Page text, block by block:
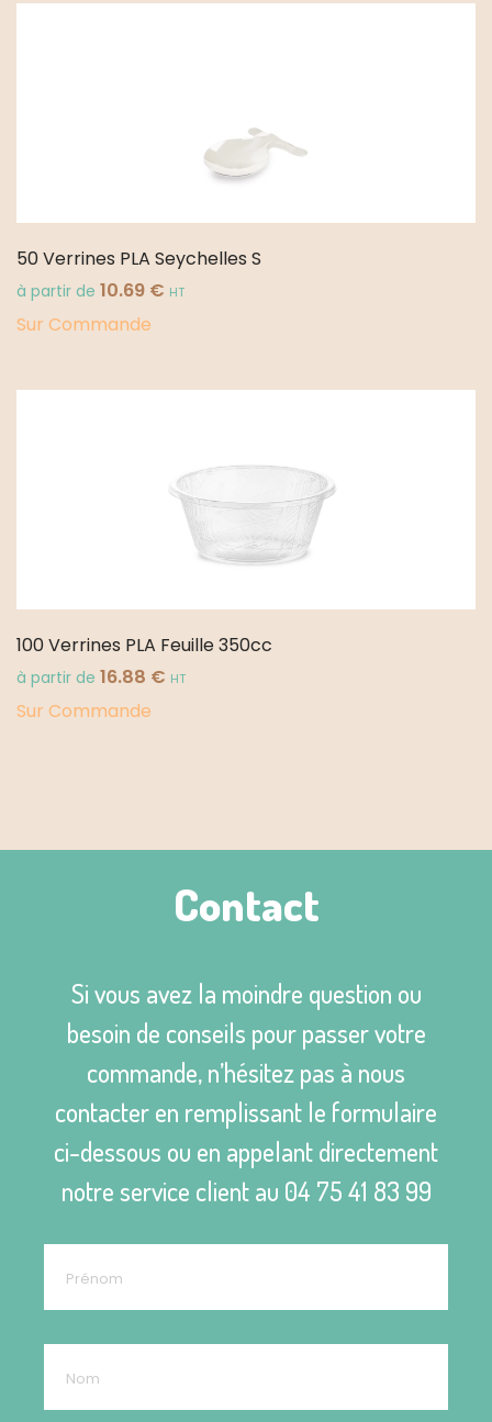
50 Verrines PLA Seychelles S
à partir de 10.69 € HT
Sur Commande
100 Verrines PLA Feuille 350cc
à partir de 16.88 € HT
Sur Commande
Contact
Si vous avez la moindre question ou
besoin de conseils pour passer votre
commande, n’hésitez pas à nous
contacter en remplissant le formulaire
ci-dessous ou en appelant directement
notre service client au 04 75 41 83 99